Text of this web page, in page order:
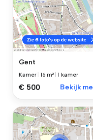
Gent
Kamer |16 m² |1 kamer
€ 500 Bekijk